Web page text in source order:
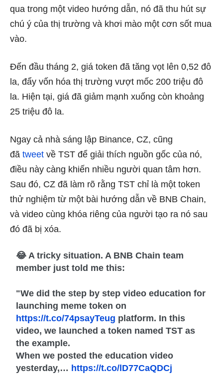
qua trong một video hướng dẫn, nó đã thu hút sự
chú ý của thị trường và khơi mào một cơn sốt mua
vào.
Đến đầu tháng 2, giá token đã tăng vọt lên 0,52 đô
la, đẩy vốn hóa thị trường vượt mốc 200 triệu đô
la. Hiện tại, giá đã giảm mạnh xuống còn khoảng
25 triệu đô la.
Ngay cả nhà sáng lập Binance, CZ, cũng
đã tweet về TST để giải thích nguồn gốc của nó,
điều này càng khiến nhiều người quan tâm hơn.
Sau đó, CZ đã làm rõ rằng TST chỉ là một token
thử nghiệm từ một bài hướng dẫn về BNB Chain,
và video cùng khóa riêng của người tạo ra nó sau
đó đã bị xóa.
😂 A tricky situation. A BNB Chain team
member just told me this:
"We did the step by step video education for
launching meme token on
https://t.co/74psayTeug platform. In this
video, we launched a token named TST as
the example.
When we posted the education video
yesterday,… https://t.co/lD77CaQDCj